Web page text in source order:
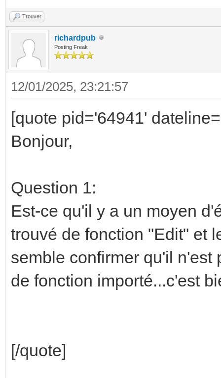
Trouver
richardpub
Posting Freak
12/01/2025, 23:21:57
[quote pid='64941'
Bonjour,
Question 1:
Est-ce qu'il y a un moyen
trouvé de fonction "Edit" et
semble confirmer qu'il
de fonction importé...c'est
[/quote]